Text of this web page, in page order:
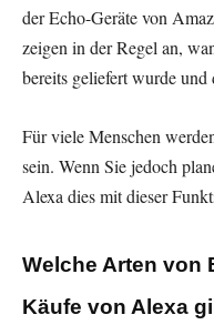
der Echo-Geräte von
zeigen in der Regel an,
bereits geliefert wurde
Für viele Menschen
sein. Wenn Sie jedoch
Alexa dies mit dieser
Welche Arten von
Käufe von Alexa